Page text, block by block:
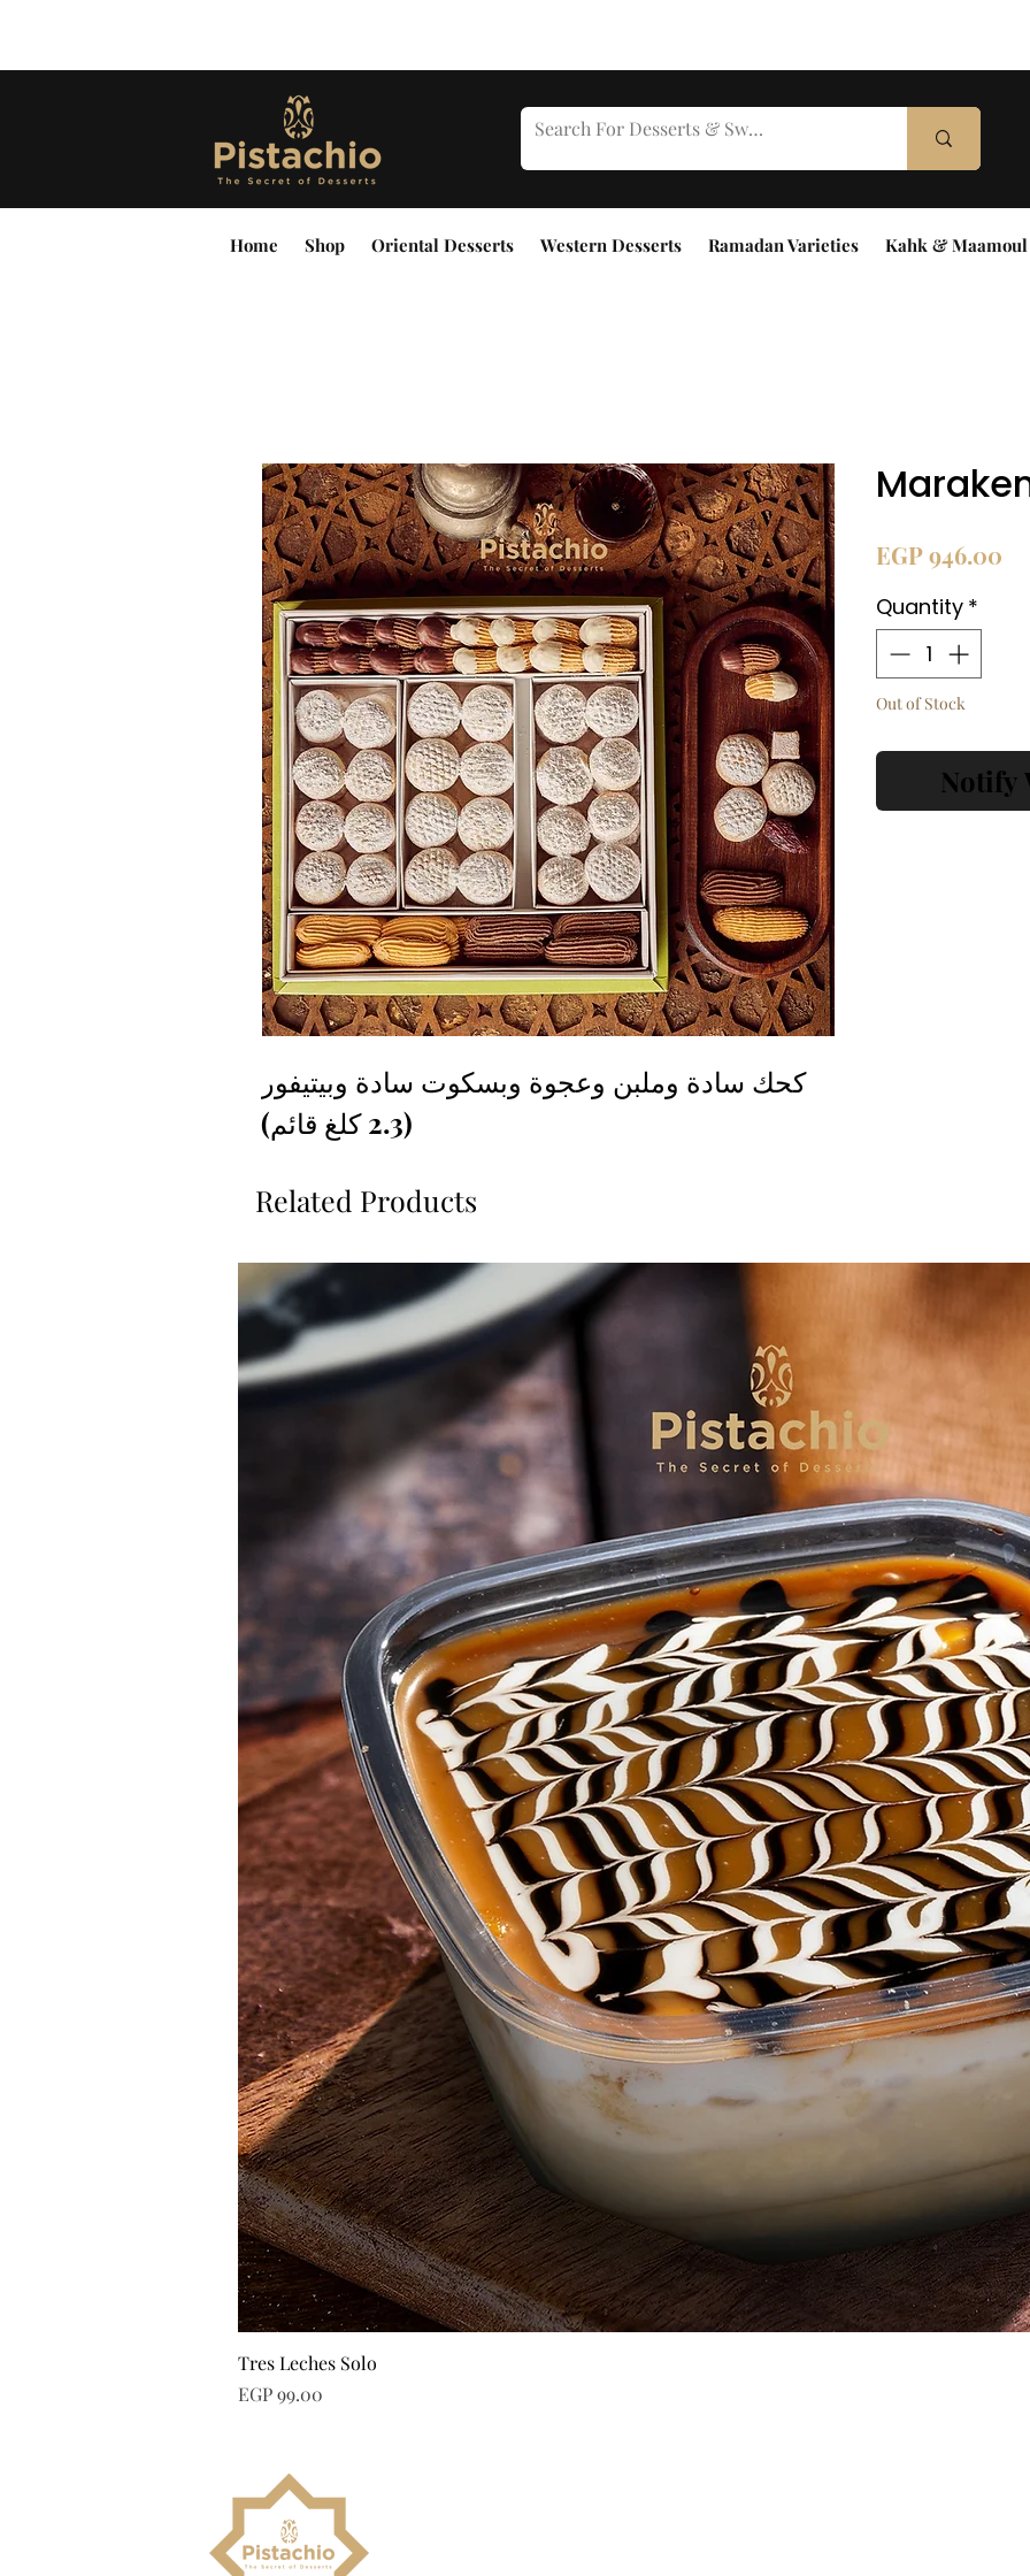
Home Shop Oriental Desserts Western Desserts Ramadan Varieties Kahk & Maamoul
كحك سادة وملبن وعجوة وبسكوت سادة وبيتيفور
(2.3 كلغ قائم)
EGP 946.00
Quantity *
Out of Stock
Notify
Related Products
Tres Leches Solo
Price
EGP 99.00